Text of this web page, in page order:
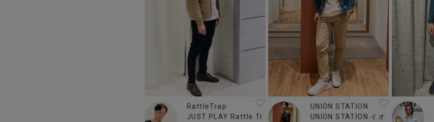
RattleTrap
JUST PLAY Rattle Tr
UNION STATION
UNION STATION イオ